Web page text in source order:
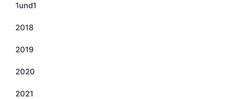
1und1
2018
2019
2020
2021